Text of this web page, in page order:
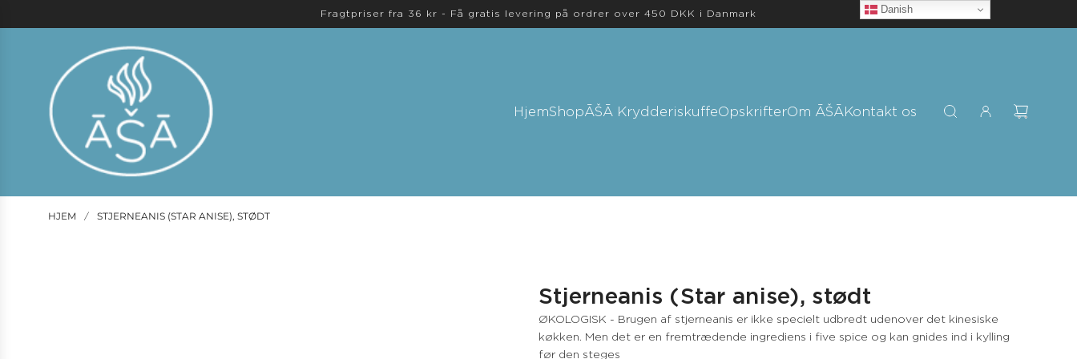
Fragtpriser fra 36 kr - Få gratis levering på ordrer over 450 DKK i Danmark
HjemShopĀŠĀ KrydderiskuffeOpskrifterOm ĀŠĀ Kontakt os
HJEM / STJERNEANIS (STAR ANISE), STØDT
Stjerneanis (Star anise), stødt
ØKOLOGISK - Brugen af stjerneanis er ikke specielt udbredt udenover det kinesiske
køkken. Men det er en fremtrædende ingrediens i five spice og kan gnides ind i kylling
før den steges
Danish